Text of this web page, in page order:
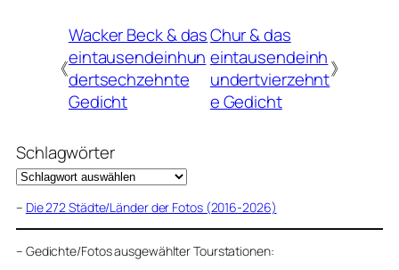
《
Wacker Beck & das
eintausendeinhun
dertsechzehnte
Gedicht
Chur & das
eintausendeinh
undertvierzehnt
e Gedicht
》
Schlagwörter
– Die 272 Städte/Länder der Fotos (2016-2026)
– Gedichte/Fotos ausgewählter Tourstationen: